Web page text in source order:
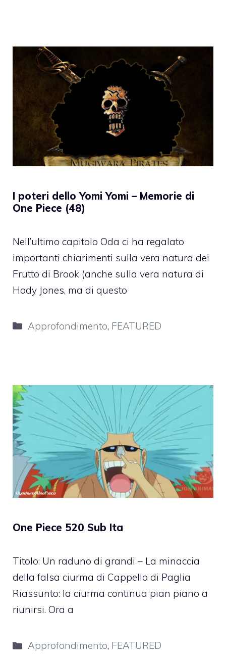
I poteri dello Yomi Yomi – Memorie di
One Piece (48)
Nell’ultimo capitolo Oda ci ha regalato
importanti chiarimenti sulla vera natura dei
Frutto di Brook (anche sulla vera natura di
Hody Jones, ma di questo
Categorie
Approfondimento, FEATURED
One Piece 520 Sub Ita
Titolo: Un raduno di grandi – La minaccia
della falsa ciurma di Cappello di Paglia
Riassunto: la ciurma continua pian piano a
riunirsi. Ora a
Categorie
Approfondimento, FEATURED